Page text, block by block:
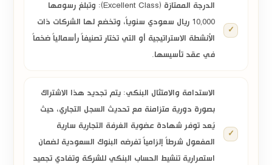
الدرجة الممتازة (Excellent Class):
وتبلغ رسومها
10,000 ريال سعودي سنوياً
، وتخضع لها الشركات ذات
الأنشطة الاستراتيجية أو التي تختار تصنيفاً رأسمالياً ضخماً
في عقد تأسيسها.
الاستدامة والامتثال البنكي: يتم تجديد هذا الاشتراك
بصورة دورية متزامنة مع تحديث السجل التجاري، حيث
يُعد توفر شهادة عضوية الغرفة التجارية سارية
المفعول شرطاً إلزامياً تفرضه البنوك السعودية لضمان
استمرارية تنشيط الحساب البنكي للشركة وتفادي تجميد